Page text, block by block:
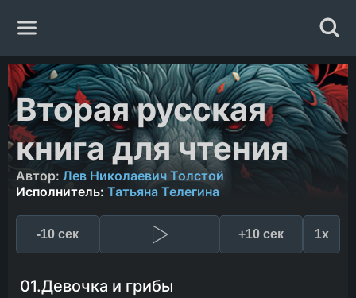
Главная
Жанры
Авторы
Исполнители
Вторая русская
книга для чтения
Автор: Лев Николаевич Толстой
Исполнитель: Татьяна Телегина
-10 сек +10 сек 1x
01.Девочка и грибы